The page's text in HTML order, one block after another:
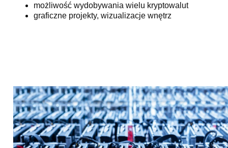
możliwość wydobywania wielu kryptowalut
graficzne projekty, wizualizacje wnętrz